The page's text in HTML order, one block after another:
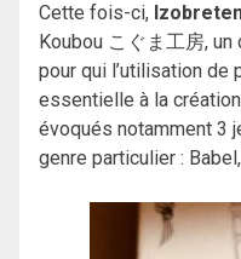
Cette fois-ci,
Koubou こぐま工房, un
pour qui l’utilisation de
essentielle à la
évoqués notamment 3
genre particulier :